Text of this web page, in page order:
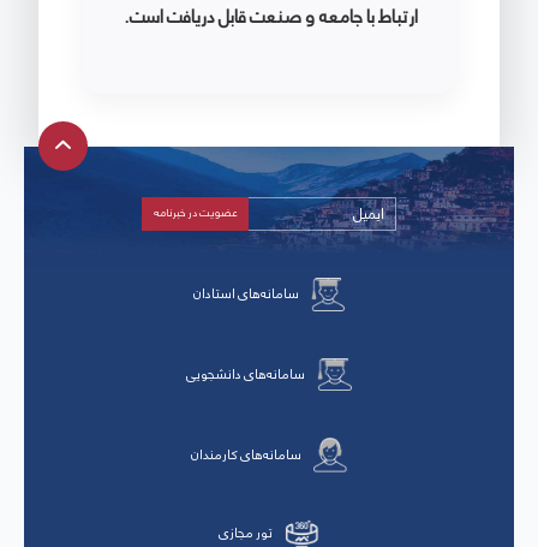
ارتباط با جامعه و صنعت قابل دریافت است.
سامانه‌های استادان
سامانه‌های دانشجویی
سامانه‌های کارمندان
تور مجازی